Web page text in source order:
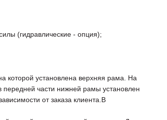
(гидравлические - опция);
которой установлена верхняя рама. На
части нижней рамы установлен
от заказа клиента.В